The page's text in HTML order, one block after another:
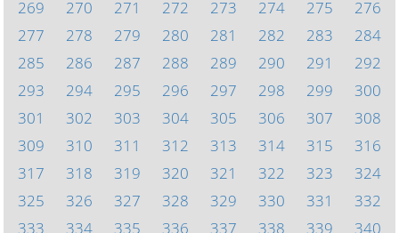
269
270 271 272 273 274 275
276
277
278 279 280 281 282 283
284
285
286 287 288 289 290 291
292
293
294 295 296 297 298 299
300
301
302 303 304 305 306 307
308
309
310 311 312 313 314 315
316
317
318 319 320 321 322 323
324
325
326 327 328 329 330 331
332
333
334 335 336 337 338 339 340